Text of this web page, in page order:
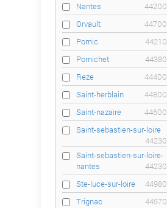
Nantes
44200
Orvault
44700
Pornic
44210
Pornichet
44380
Reze
44400
Saint-herblain
44800
Saint-nazaire
44600
Saint-sebastien-sur-loire
44230
Saint-sebastien-sur-loire-
nantes
44230
Ste-luce-sur-loire
44980
Trignac
44570